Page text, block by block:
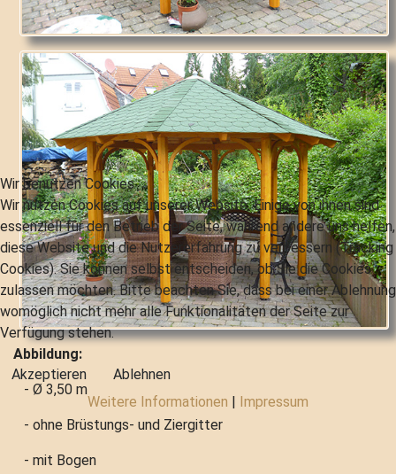
Abbildung:
- Ø 3,50 m
- ohne Brüstungs- und Ziergitter
- mit Bogen
Wir benutzen Cookies
Wir nutzen Cookies auf unserer Website. Einige von ihnen sind
essenziell für den Betrieb der Seite, während andere uns helfen,
diese Website und die Nutzererfahrung zu verbessern (Tracking
Cookies). Sie können selbst entscheiden, ob Sie die Cookies
zulassen möchten. Bitte beachten Sie, dass bei einer Ablehnung
womöglich nicht mehr alle Funktionalitäten der Seite zur
Verfügung stehen.
Akzeptieren
Ablehnen
Weitere Informationen | Impressum